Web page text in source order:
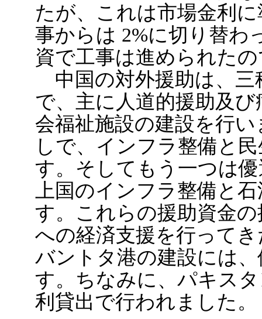
たが、これは市場金利
事からは 2%に切り替わ
資で工事は進められた
中国の対外援助は、三
で、主に人道的援助及
会福祉施設の建設を行
しで、インフラ整備と
す。そしてもう一つは
上国のインフラ整備と
す。これらの援助資金
への経済支援を行って
バントタ港の建設には
す。ちなみに、パキス
利貸出で行われました。